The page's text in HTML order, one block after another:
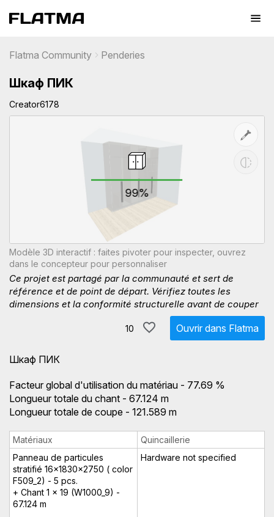
Flatma Community Penderies
Шкаф ПИК
Creator6178
99%
Modèle 3D interactif : faites pivoter pour inspecter, ouvrez
dans le concepteur pour personnaliser
Ce projet est partagé par la communauté et sert de
référence et de point de départ. Vérifiez toutes les
dimensions et la conformité structurelle avant de couper
10 Ouvrir dans Flatma
Шкаф ПИК
Facteur global d'utilisation du matériau - 77.69 %
Longueur totale du chant - 67.124 m
Longueur totale de coupe - 121.589 m
Matériaux
Quincaillerie
Panneau de particules
stratifié 16x1830x2750 ( color
F509_2) - 5 pcs.
+ Chant 1 x 19 (W1000_9) -
67.124 m
Hardware not specified